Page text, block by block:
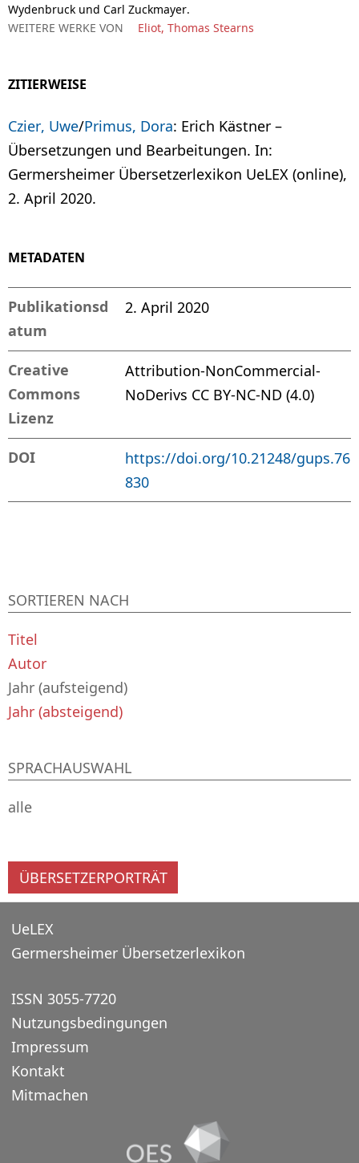
Wydenbruck und Carl Zuckmayer.
WEITERE WERKE VON
Eliot, Thomas Stearns
ZITIERWEISE
Czier, Uwe/Primus, Dora: Erich Kästner –
Übersetzungen und Bearbeitungen. In:
Germersheimer Übersetzerlexikon UeLEX (online),
2. April 2020.
METADATEN
Publikationsd
atum
2. April 2020
Creative
Commons
Lizenz
Attribution-NonCommercial-
NoDerivs CC BY-NC-ND (4.0)
DOI
https://doi.org/10.21248/gups.76
830
SORTIEREN NACH
Titel
Autor
Jahr (aufsteigend)
Jahr (absteigend)
SPRACHAUSWAHL
alle
ÜBERSETZERPORTRÄT
UeLEX
Germersheimer Übersetzerlexikon
ISSN 3055-7720
Nutzungsbedingungen
Impressum
Kontakt
Mitmachen